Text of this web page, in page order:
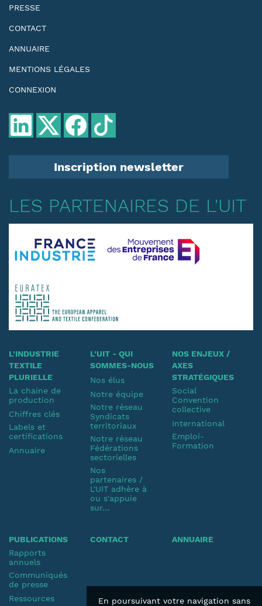
PRESSE
CONTACT
ANNUAIRE
MENTIONS LÉGALES
CONNEXION
Inscription newsletter
LES PARTENAIRES DE L'UIT
L'INDUSTRIE
TEXTILE
PLURIELLE
La chaine de
production
Chiffres clés
Labels et
certifications
Annuaire
L'UIT - QUI
SOMMES-NOUS
Nos élus
Notre équipe
Notre réseau
Syndicats
territoriaux
Notre réseau
Fédérations
sectorielles
Nos
partenaires /
L'UIT adhère à
ou s'appuie
sur...
NOS ENJEUX /
AXES
STRATÉGIQUES
Social
Convention
collective
International
Emploi-
Formation
PUBLICATIONS
Rapports
annuels
Communiqués
de presse
Ressources
CONTACT ANNUAIRE
En poursuivant votre navigation sans